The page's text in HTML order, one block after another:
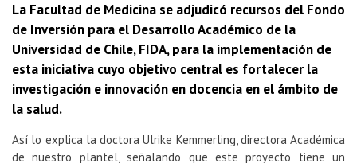
La Facultad de Medicina se adjudicó recursos del Fondo
de Inversión para el Desarrollo Académico de la
Universidad de Chile, FIDA, para la implementación de
esta iniciativa cuyo objetivo central es fortalecer la
investigación e innovación en docencia en el ámbito de
la salud.
Así lo explica la doctora Ulrike Kemmerling, directora Académica
de nuestro plantel, señalando que este proyecto tiene un